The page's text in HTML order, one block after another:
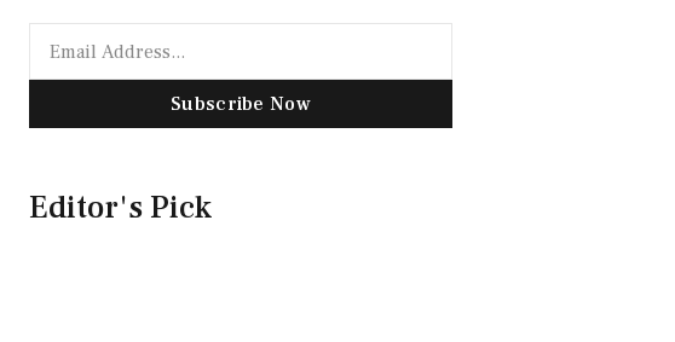
Subscribe Now
Editor's Pick